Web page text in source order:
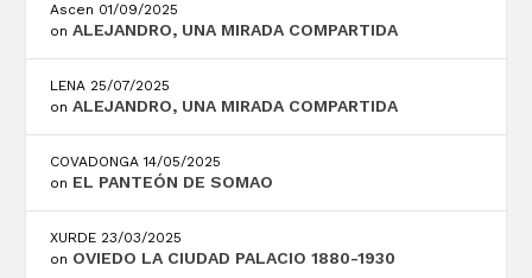
Ascen 01/09/2025
onALEJANDRO, UNA MIRADA COMPARTIDA
LENA 25/07/2025
onALEJANDRO, UNA MIRADA COMPARTIDA
COVADONGA 14/05/2025
on EL PANTEÓN DE SOMAO
XURDE 23/03/2025
on OVIEDO LA CIUDAD PALACIO 1880-1930